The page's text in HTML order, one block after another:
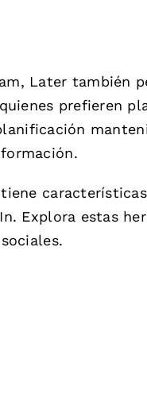
Later también
prefieren
Explora estas